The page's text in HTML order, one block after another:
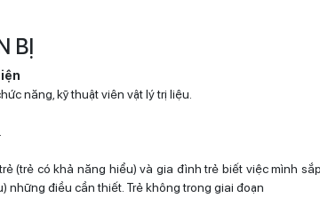
BỊ
năng, kỹ thuật viên vật lý trị liệu.
(trẻ có khả năng hiểu) và gia đình trẻ biết việc mình
những điều cần thiết. Trẻ không trong giai đoạn